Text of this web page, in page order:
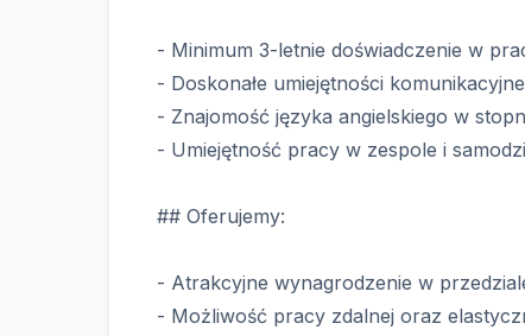
- Minimum 3-letnie doświadczenie w
- Doskonałe umiejętności
- Znajomość języka angielskiego w
- Umiejętność pracy w zespole i
## Oferujemy:
- Atrakcyjne wynagrodzenie w
- Możliwość pracy zdalnej oraz